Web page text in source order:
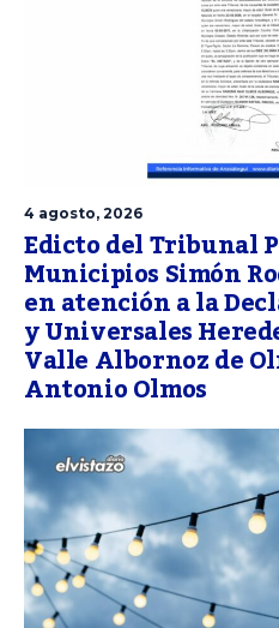
4 agosto, 2026
Edicto del Tribunal
Municipios Simón
en atención a la
y Universales
Valle Albornoz de
Antonio Olmos